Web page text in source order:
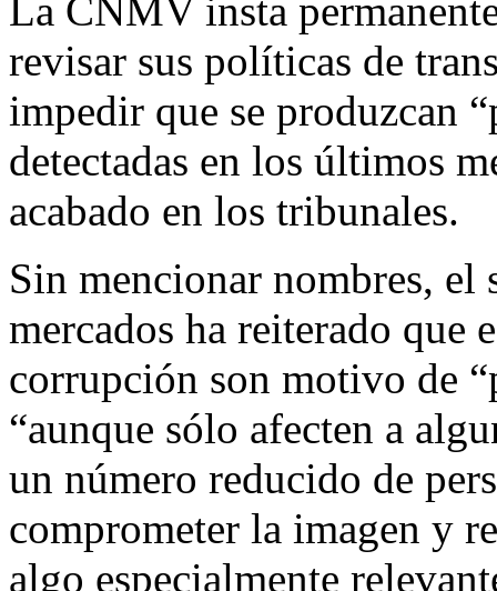
La CNMV insta
revisar sus políticas de
impedir que se produzcan
detectadas en los últimos
acabado en los tribunales.
Sin mencionar nombres, el
mercados ha reiterado que
corrupción son motivo de
“aunque sólo afecten a
un número reducido de
comprometer la imagen y
algo especialmente